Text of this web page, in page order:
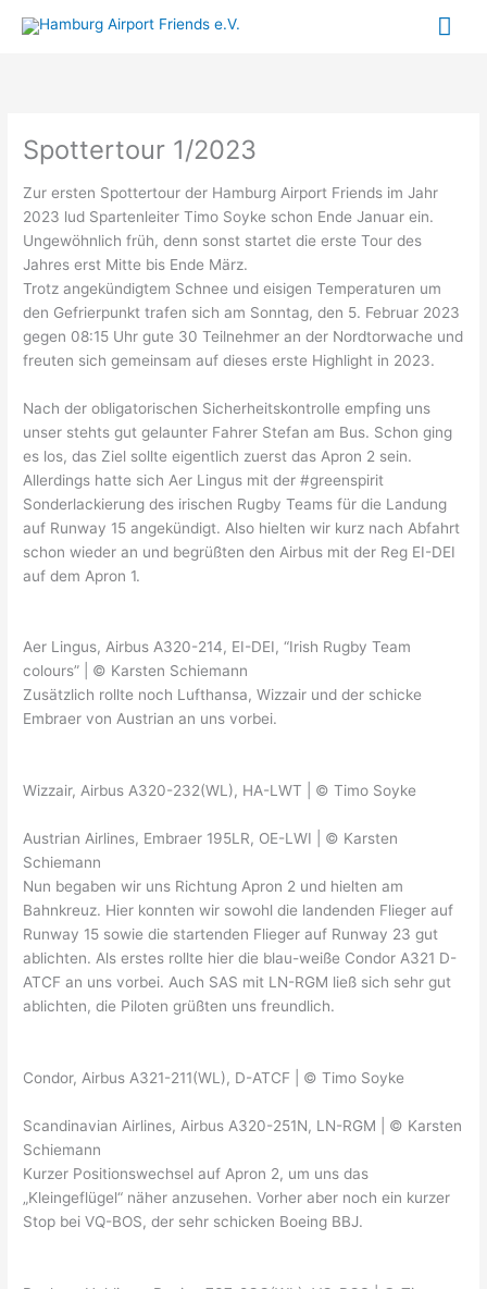
Inhalt
Spottertour 1/2023
Zur ersten Spottertour der Hamburg Airport Friends im Jahr
2023 lud Spartenleiter Timo Soyke schon Ende Januar ein.
Ungewöhnlich früh, denn sonst startet die erste Tour des
Jahres erst Mitte bis Ende März.
Trotz angekündigtem Schnee und eisigen Temperaturen um
den Gefrierpunkt trafen sich am Sonntag, den 5. Februar 2023
gegen 08:15 Uhr gute 30 Teilnehmer an der Nordtorwache und
freuten sich gemeinsam auf dieses erste Highlight in 2023.
Nach der obligatorischen Sicherheitskontrolle empfing uns
unser stehts gut gelaunter Fahrer Stefan am Bus. Schon ging
es los, das Ziel sollte eigentlich zuerst das Apron 2 sein.
Allerdings hatte sich Aer Lingus mit der #greenspirit
Sonderlackierung des irischen Rugby Teams für die Landung
auf Runway 15 angekündigt. Also hielten wir kurz nach Abfahrt
schon wieder an und begrüßten den Airbus mit der Reg EI-DEI
auf dem Apron 1.
Aer Lingus, Airbus A320-214, EI-DEI, “Irish Rugby Team
colours” | © Karsten Schiemann
Zusätzlich rollte noch Lufthansa, Wizzair und der schicke
Embraer von Austrian an uns vorbei.
Wizzair, Airbus A320-232(WL), HA-LWT | © Timo Soyke
Austrian Airlines, Embraer 195LR, OE-LWI | © Karsten
Schiemann
Nun begaben wir uns Richtung Apron 2 und hielten am
Bahnkreuz. Hier konnten wir sowohl die landenden Flieger auf
Runway 15 sowie die startenden Flieger auf Runway 23 gut
ablichten. Als erstes rollte hier die blau-weiße Condor A321 D-
ATCF an uns vorbei. Auch SAS mit LN-RGM ließ sich sehr gut
ablichten, die Piloten grüßten uns freundlich.
Condor, Airbus A321-211(WL), D-ATCF | © Timo Soyke
Scandinavian Airlines, Airbus A320-251N, LN-RGM | © Karsten
Schiemann
Kurzer Positionswechsel auf Apron 2, um uns das
„Kleingeflügel“ näher anzusehen. Vorher aber noch ein kurzer
Stop bei VQ-BOS, der sehr schicken Boeing BBJ.